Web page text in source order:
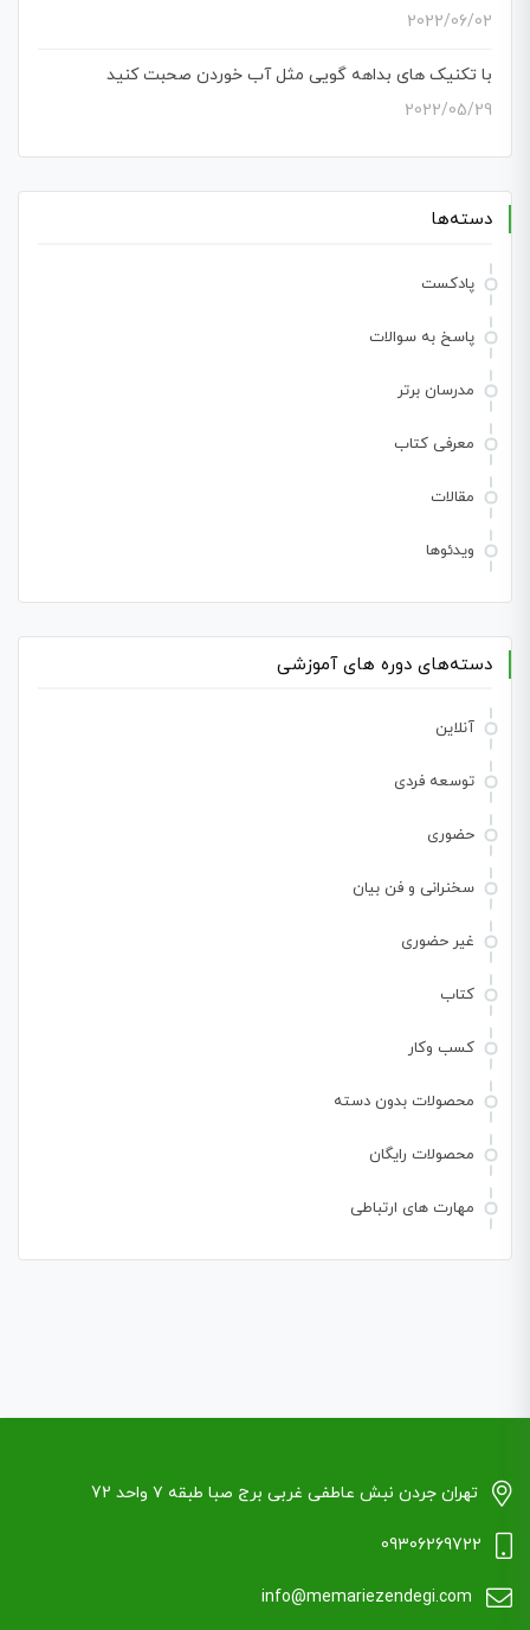
2022/06/02
با تکنیک های بداهه گویی مثل آب خوردن صحبت کنید
2022/05/29
دسته‌ها
پادکست
پاسخ به سوالات
مدرسان برتر
معرفی کتاب
مقالات
ویدئوها
دسته‌های دوره های آموزشی
آنلاین
توسعه فردی
حضوری
سخنرانی و فن بیان
غیر حضوری
کتاب
کسب وکار
محصولات بدون دسته
محصولات رایگان
مهارت های ارتباطی
تهران جردن نبش عاطفی غربی برج صبا طبقه ۷ واحد 72
09306269722
info@memariezendegi.com